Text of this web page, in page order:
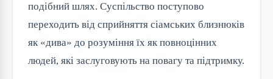
подібний шлях. Суспільство поступово
переходить від сприйняття сіамських близнюків
як «дива» до розуміння їх як повноцінних
людей, які заслуговують на повагу та підтримку.